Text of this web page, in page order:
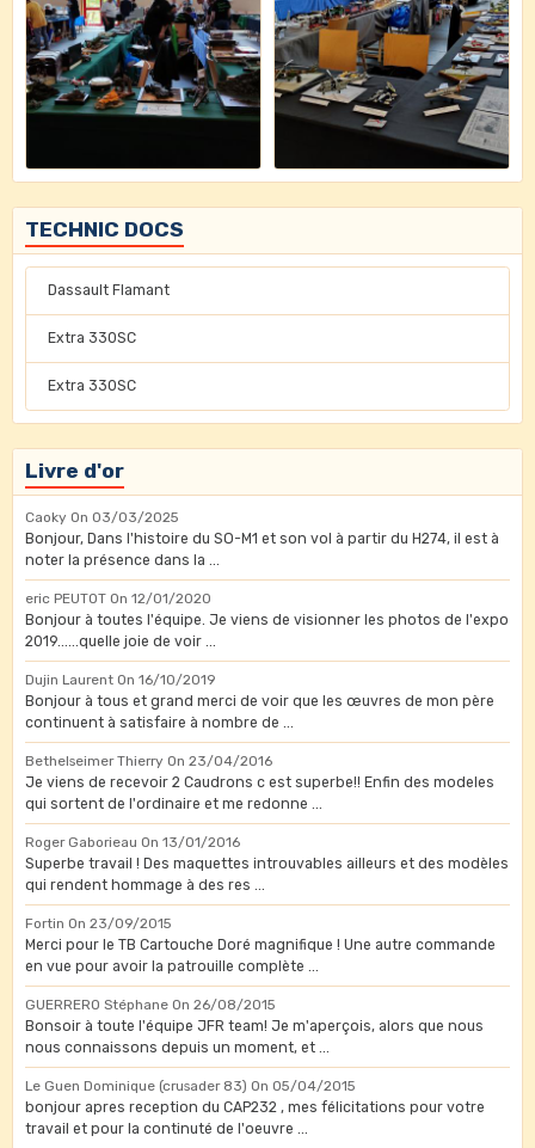
TECHNIC DOCS
Dassault Flamant
Extra 330SC
Extra 330SC
Livre d'or
Caoky On 03/03/2025
Bonjour, Dans l'histoire du SO-M1 et son vol à partir du H274, il est à
noter la présence dans la ...
eric PEUTOT On 12/01/2020
Bonjour à toutes l'équipe. Je viens de visionner les photos de l'expo
2019......quelle joie de voir ...
Dujin Laurent On 16/10/2019
Bonjour à tous et grand merci de voir que les œuvres de mon père
continuent à satisfaire à nombre de ...
Bethelseimer Thierry On 23/04/2016
Je viens de recevoir 2 Caudrons c est superbe!! Enfin des modeles
qui sortent de l'ordinaire et me redonne ...
Roger Gaborieau On 13/01/2016
Superbe travail ! Des maquettes introuvables ailleurs et des modèles
qui rendent hommage à des res ...
Fortin On 23/09/2015
Merci pour le TB Cartouche Doré magnifique ! Une autre commande
en vue pour avoir la patrouille complète ...
GUERRERO Stéphane On 26/08/2015
Bonsoir à toute l'équipe JFR team! Je m'aperçois, alors que nous
nous connaissons depuis un moment, et ...
Le Guen Dominique (crusader 83) On 05/04/2015
bonjour apres reception du CAP232 , mes félicitations pour votre
travail et pour la continuté de l'oeuvre ...